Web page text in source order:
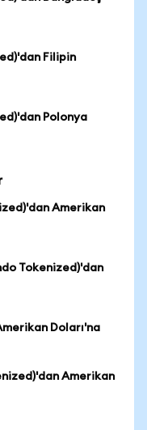
Filipin
Polonya
Amerikan
Tokenized)'dan
Doları'na
Amerikan